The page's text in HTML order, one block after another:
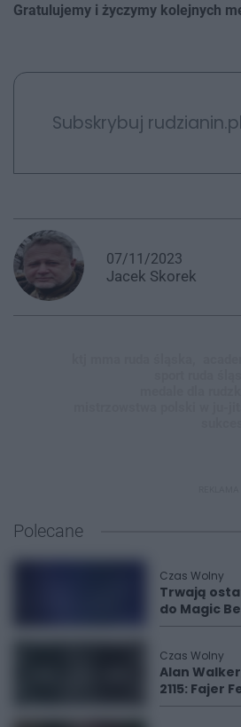
Gratulujemy i życzymy kolejnych
Subskrybuj rudzianin.pl
07/11/2023
Jacek Skorek
Polecane
Czas Wolny
Trwają
do Magic
Czas Wolny
Alan
2115: Fajer